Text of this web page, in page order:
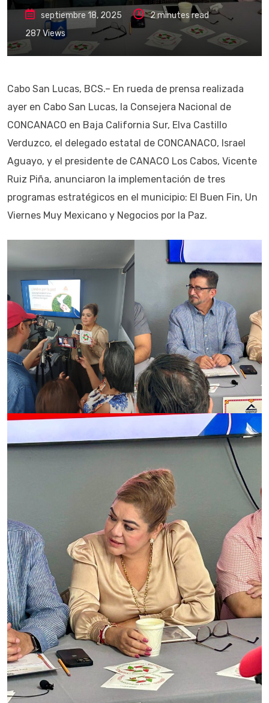
septiembre 18, 2025
2 minutes read
287 Views
Cabo San Lucas, BCS.– En rueda de prensa realizada
ayer en Cabo San Lucas, la Consejera Nacional de
CONCANACO en Baja California Sur, Elva Castillo
Verduzco, el delegado estatal de CONCANACO, Israel
Aguayo, y el presidente de CANACO Los Cabos, Vicente
Ruiz Piña, anunciaron la implementación de tres
programas estratégicos en el municipio: El Buen Fin, Un
Viernes Muy Mexicano y Negocios por la Paz.